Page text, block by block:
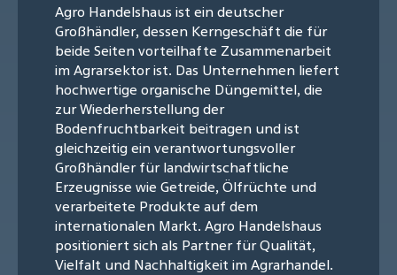
Agro Handelshaus ist ein deutscher
Großhändler, dessen Kerngeschäft die für
beide Seiten vorteilhafte Zusammenarbeit
im Agrarsektor ist. Das Unternehmen liefert
hochwertige organische Düngemittel, die
zur Wiederherstellung der
Bodenfruchtbarkeit beitragen und ist
gleichzeitig ein verantwortungsvoller
Großhändler für landwirtschaftliche
Erzeugnisse wie Getreide, Ölfrüchte und
verarbeitete Produkte auf dem
internationalen Markt. Agro Handelshaus
positioniert sich als Partner für Qualität,
Vielfalt und Nachhaltigkeit im Agrarhandel.